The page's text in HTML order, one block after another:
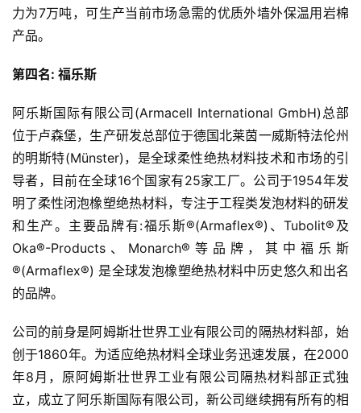
力为7万吨，可生产当前市场急需的优质外墙外保温用岩棉
产品。
第四名: 福乐斯
阿乐斯国际有限公司(Armacell International GmbH)总部
位于卢森堡，生产研发总部位于德国北莱茵一威斯特法伦州
的明斯特(Münster)，是全球柔性绝热材料技术和市场的引
导者，目前在全球16个国家有25家工厂。公司于1954年发
明了柔性闭泡橡塑绝热材料，专注于工程类发泡材料的研发
和生产。主要品牌有:福乐斯®(Armaflex®)、Tubolit®及
Oka®-Products、Monarch®等品牌，其中福乐斯
®(Armaflex®) 是全球发泡橡塑绝热材料中历史悠久和出名
的品牌。
公司的前身是阿姆斯壮世界工业有限公司的隔热材料部，始
创于1860年。为适应绝热材料全球业务迅速发展，在2000
年8月，原阿姆斯壮世界工业有限公司隔热材料部正式独
立，成立了阿乐斯国际有限公司，新公司继续拥有所有的相